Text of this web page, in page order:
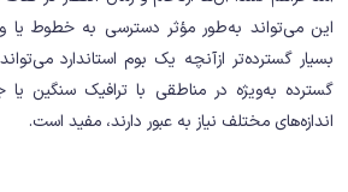
این می‌تواند به‌طور مؤثر دسترسی به خطوط یا
بسیار گسترده‌تر ازآنچه یک بوم استاندارد
گسترده به‌ویژه در مناطقی با ترافیک سنگین یا
اندازه‌های مختلف نیاز به عبور دارند، مفید است.